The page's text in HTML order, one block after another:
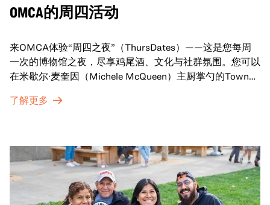
OMCA的周四活动
来OMCA体验“周四之夜”（ThursDates）——这是您每周
一次的博物馆之夜，尽享鸡尾酒、文化与社群氛围。您可以
在米歇尔·麦奎因（Michele McQueen）主厨掌勺的Town
探索那些在夜幕下焕发活力的展厅，那里将呈现快闪表演、
了解更多